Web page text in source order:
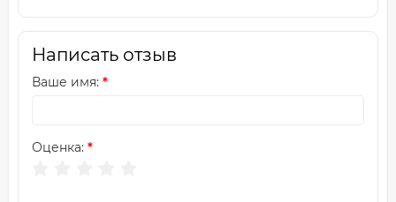
Написать отзыв
Ваше имя:
Оценка: